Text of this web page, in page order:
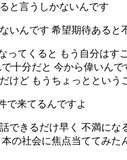
と言うしかないんです
いんです 希望期待あると
ってくると もう自分は
十分だと 今から偉いん
けど もうちょっとという
で来てるんですよ
できるだけ早く 不満に
の社会に焦点当ててみ